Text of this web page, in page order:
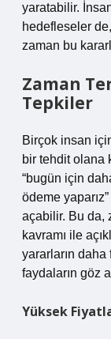
yaratabilir.
hedefleseler
zaman bu
Zaman
Tepkiler
Birçok insan
bir tehdit olana
“bugün için
ödeme
açabilir. Bu da,
kavramı ile
yararların
faydaların göz
Yüksek